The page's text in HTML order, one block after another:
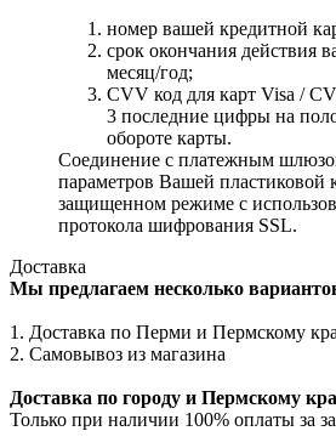
номер вашей кредитной
cрок окончания действия
месяц/год;
CVV код для карт Visa /
3 последние цифры на
обороте карты.
Соединение с платежным
параметров Вашей пластиковой
защищенном режиме с
протокола шифрования SSL.
Доставка
Мы предлагаем несколько
1. Доставка по Перми и Пермскому
2. Самовывоз из магазина
Доставка по городу и Пермскому
Только при наличии 100% оплаты за